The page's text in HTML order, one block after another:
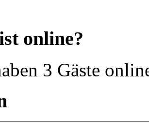
online?
3 Gäste